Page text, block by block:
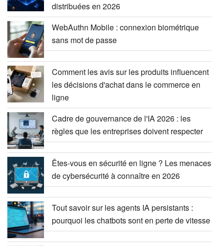
distribuées en 2026
WebAuthn Mobile : connexion biométrique
sans mot de passe
Comment les avis sur les produits influencent
les décisions d'achat dans le commerce en
ligne
Cadre de gouvernance de l'IA 2026 : les
règles que les entreprises doivent respecter
Êtes-vous en sécurité en ligne ? Les menaces
de cybersécurité à connaître en 2026
Tout savoir sur les agents IA persistants :
pourquoi les chatbots sont en perte de vitesse